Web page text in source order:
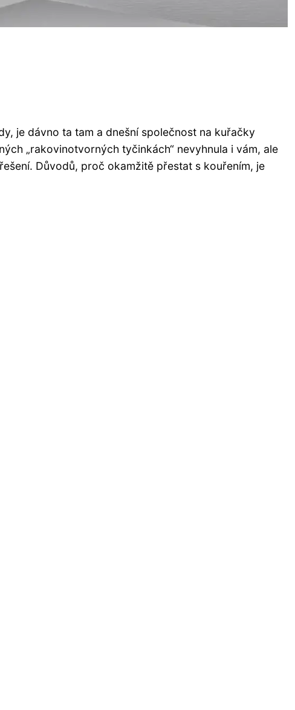
je dávno ta tam a dnešní společnost na kuřačky
„rakovinotvorných tyčinkách“ nevyhnula i vám, ale
Důvodů, proč okamžitě přestat s kouřením, je